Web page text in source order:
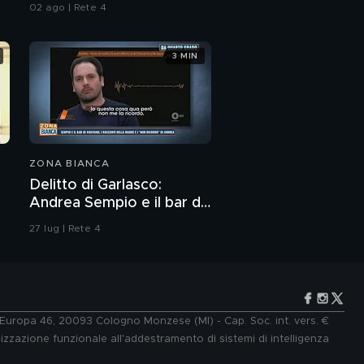
Giorgio Gori, l'ingresso
Berlusconi
Silvio Berlusconi: il
ricordo di Giovanni
Orsina
funerali di Silvio
Berlusconi
tanto a Silvio
Berlusconi"
02 ago | Rete 4
ZONA BIANCA
Delitto di Garlasco:
Andrea Sempio e il bar di
Vigevano e i racconti
27 lug | Rete 4
3 MIN
46, 20093 Cologno Monzese (MI) - Cap. Soc. int. vers. €
funzionale all'addestramento di sistemi di intelligenza